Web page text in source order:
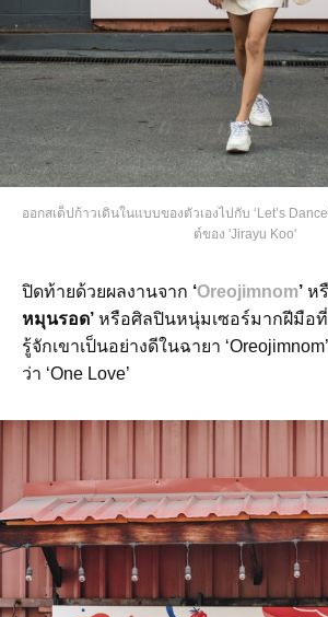
ออกสเต็ปก้าวเดินในแบบของตัวเองไปกับ ‘Let’s
ต์ของ 'Jirayu Koo'
ปิดท้ายด้วยผลงานจาก ‘Oreojimnom’ ห
หมุนรอด’ หรือศิลปินหนุ่มเซอร์มากฝีมือที่
รู้จักเขาเป็นอย่างดีในฉายา
ว่า ‘One Love’